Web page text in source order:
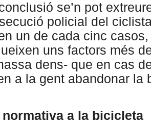
se’n pot
policial del
un de cada cinc
uns factors més
dens- que en cas
a la gent abandonar la
a la bicicleta